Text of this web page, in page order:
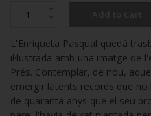
L'Enriqueta Pasqual quedà
il·lustrada amb una imatge de
Prés. Contemplar, de nou,
emergir latents records que
de quaranta anys que el seu